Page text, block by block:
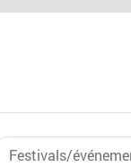
Festivals/